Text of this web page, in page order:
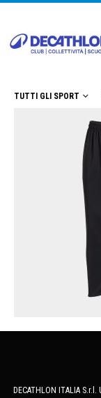
TUTTI GLI SPORT
DECATHLON ITALIA